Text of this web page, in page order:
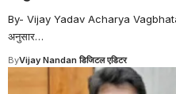
By- Vijay Yadav Acharya
अनुसार…
ByVijay Nandan डिजिटल एडिटर